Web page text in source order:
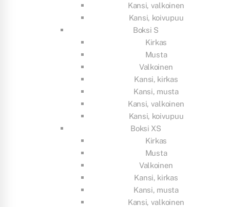
Kansi, valkoinen
Kansi, koivupuu
Boksi S
Kirkas
Musta
Valkoinen
Kansi, kirkas
Kansi, musta
Kansi, valkoinen
Kansi, koivupuu
Boksi XS
Kirkas
Musta
Valkoinen
Kansi, kirkas
Kansi, musta
Kansi, valkoinen